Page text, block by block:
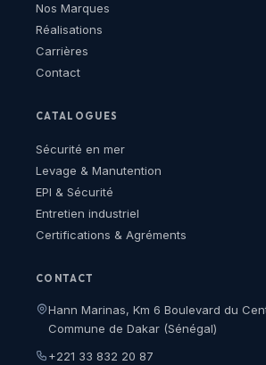
Nos Marques
Réalisations
Carrières
Contact
CATALOGUES
Sécurité en mer
Levage & Manutention
EPI & Sécurité
Entretien industriel
Certifications & Agréments
CONTACT
Hann Marinas, Km 6 Boulevard du
Commune de Dakar (Sénégal)
+221 33 832 20 87